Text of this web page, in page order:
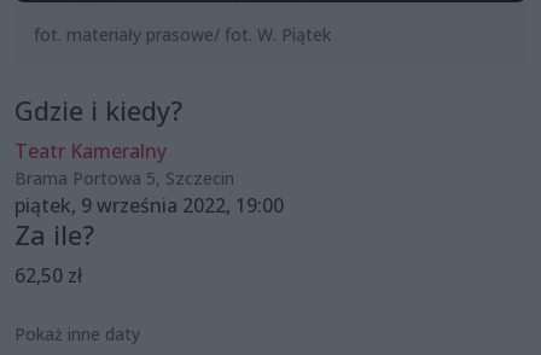
fot. materiały prasowe/ fot. W. Piątek
Gdzie i kiedy?
Teatr Kameralny
Brama Portowa 5, Szczecin
piątek, 9 września 2022, 19:00
Za ile?
62,50 zł
Pokaż inne daty